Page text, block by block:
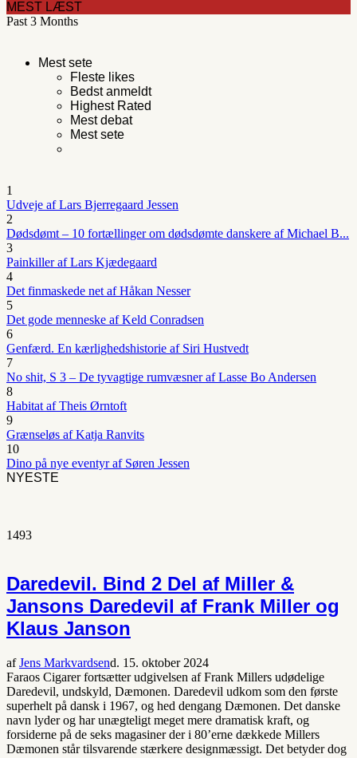
MEST LÆST
Past 3 Months
Mest sete
Fleste likes
Bedst anmeldt
Highest Rated
Mest debat
Mest sete
1
Udveje af Lars Bjerregaard Jessen
2
Dødsdømt – 10 fortællinger om dødsdømte danskere af Michael B...
3
Painkiller af Lars Kjædegaard
4
Det finmaskede net af Håkan Nesser
5
Det gode menneske af Keld Conradsen
6
Genfærd. En kærlighedshistorie af Siri Hustvedt
7
No shit, S 3 – De tyvagtige rumvæsner af Lasse Bo Andersen
8
Habitat af Theis Ørntoft
9
Grænseløs af Katja Ranvits
10
Dino på nye eventyr af Søren Jessen
NYESTE
1493
Daredevil. Bind 2 Del af Miller &
Jansons Daredevil af Frank Miller og
Klaus Janson
afJens Markvardsend. 15. oktober 2024
Faraos Cigarer fortsætter udgivelsen af Frank Millers udødelige
Daredevil, undskyld, Dæmonen. Daredevil udkom som den første
superhelt på dansk i 1967, og hed dengang Dæmonen. Det danske
navn lyder og har unægteligt meget mere dramatisk kraft, og
forsiderne på de seks magasiner der i 80’erne dækkede Millers
Dæmonen står tilsvarende stærkere designmæssigt. Det betyder dog